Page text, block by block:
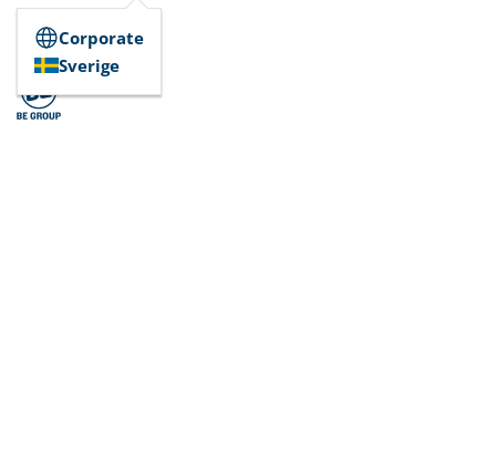
Corporate
Sverige